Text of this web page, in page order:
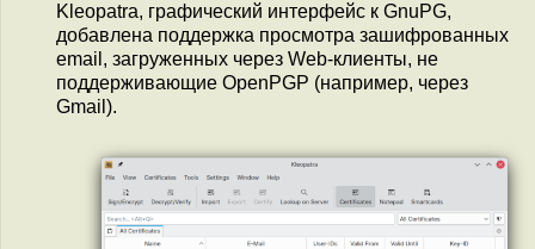
Kleopatra, графический интерфейс к GnuPG,
добавлена поддержка просмотра зашифрованных
email, загруженных через Web-клиенты, не
поддерживающие OpenPGP (например, через
Gmail).